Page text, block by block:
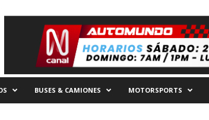
BUSES & CAMIONES MOTORSPORTS